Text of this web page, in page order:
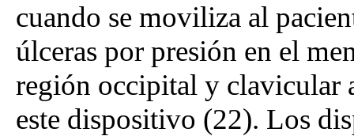
cuando se moviliza al
úlceras por presión en el
región occipital y clavicular
este dispositivo (22). Los